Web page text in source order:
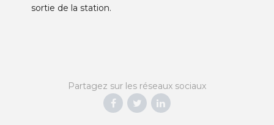
sortie de la station.
Partagez sur les réseaux sociaux